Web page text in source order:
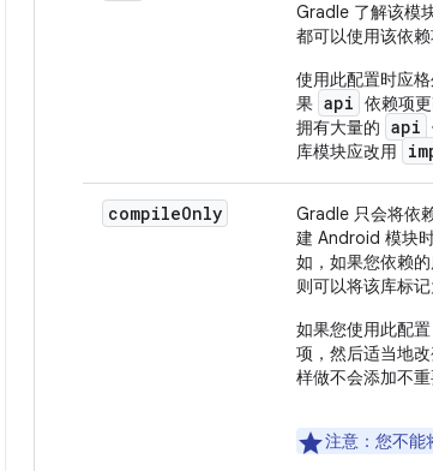
Gradle 了解该模
都可以使用该依赖
使用此配置时应
果 api 依赖项
拥有大量的 api
库模块应改用
compileOnly
Gradle 只会将依
建 Android 模块
如，如果您依赖
则可以将该库标
如果您使用此配
项，然后适当地
样做不会添加不
注意 ：您不能